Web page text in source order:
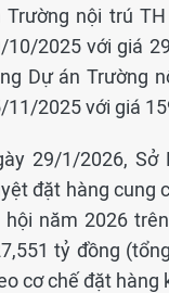
Trường nội trú
10/2025 với giá
Dự án Trường
11/2025 với giá
29/1/2026, Sở
đặt hàng cung
hội năm 2026
tỷ đồng
cơ chế đặt hàng